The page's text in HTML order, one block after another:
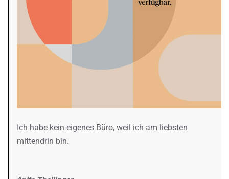
Ich habe kein eigenes Büro, weil ich am liebsten
mittendrin bin.